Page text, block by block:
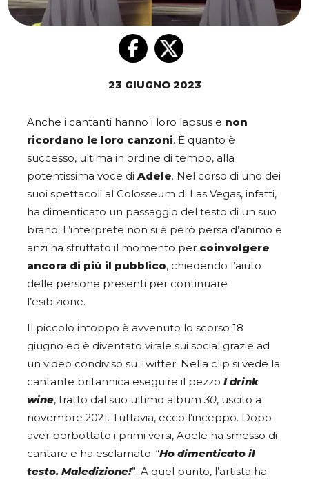
23 GIUGNO 2023
Anche i cantanti hanno i loro lapsus e non
ricordano le loro canzoni. È quanto è
successo, ultima in ordine di tempo, alla
potentissima voce di Adele. Nel corso di uno dei
suoi spettacoli al Colosseum di Las Vegas, infatti,
ha dimenticato un passaggio del testo di un suo
brano. L’interprete non si è però persa d’animo e
anzi ha sfruttato il momento per coinvolgere
ancora di più il
pubblico, chiedendo l’aiuto
delle persone presenti per continuare
l’esibizione.
Il piccolo intoppo è avvenuto lo scorso 18
giugno ed è diventato virale sui social grazie ad
un video condiviso su Twitter. Nella clip si vede la
cantante britannica eseguire il pezzo I drink
wine, tratto dal suo ultimo album30, uscito a
novembre 2021. Tuttavia, ecco l’inceppo. Dopo
aver borbottato i primi versi, Adele ha smesso di
cantare e ha esclamato: “Ho dimenticato il
testo. Maledizione!”. A quel punto, l’artista ha